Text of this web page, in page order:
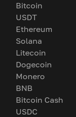
Bitcoin
USDT
Ethereum
Solana
Litecoin
Dogecoin
Monero
BNB
Bitcoin Cash
USDC